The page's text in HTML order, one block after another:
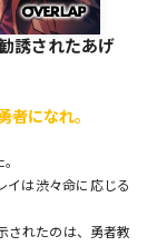
誘されたあげ
者になれ。
イは渋々命に応じる
されたのは、勇者教